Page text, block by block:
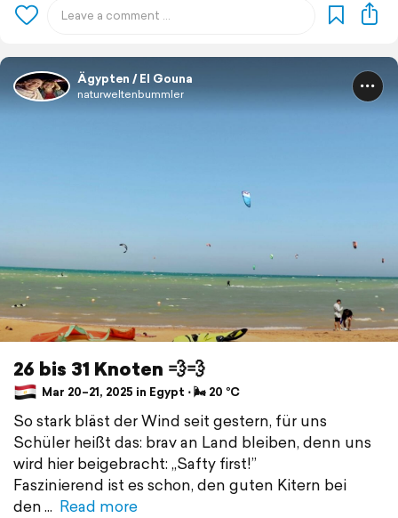
Ägypten / El Gouna
naturweltenbummler
26 bis 31 Knoten 💨💨
Mar 20–21, 2025 in Egypt ⋅ 🌬 20 °C
So stark bläst der Wind seit gestern, für uns
Schüler heißt das: brav an Land bleiben, denn uns
wird hier beigebracht: „Safty first!”
Faszinierend ist es schon, den guten Kitern bei
den
Read more